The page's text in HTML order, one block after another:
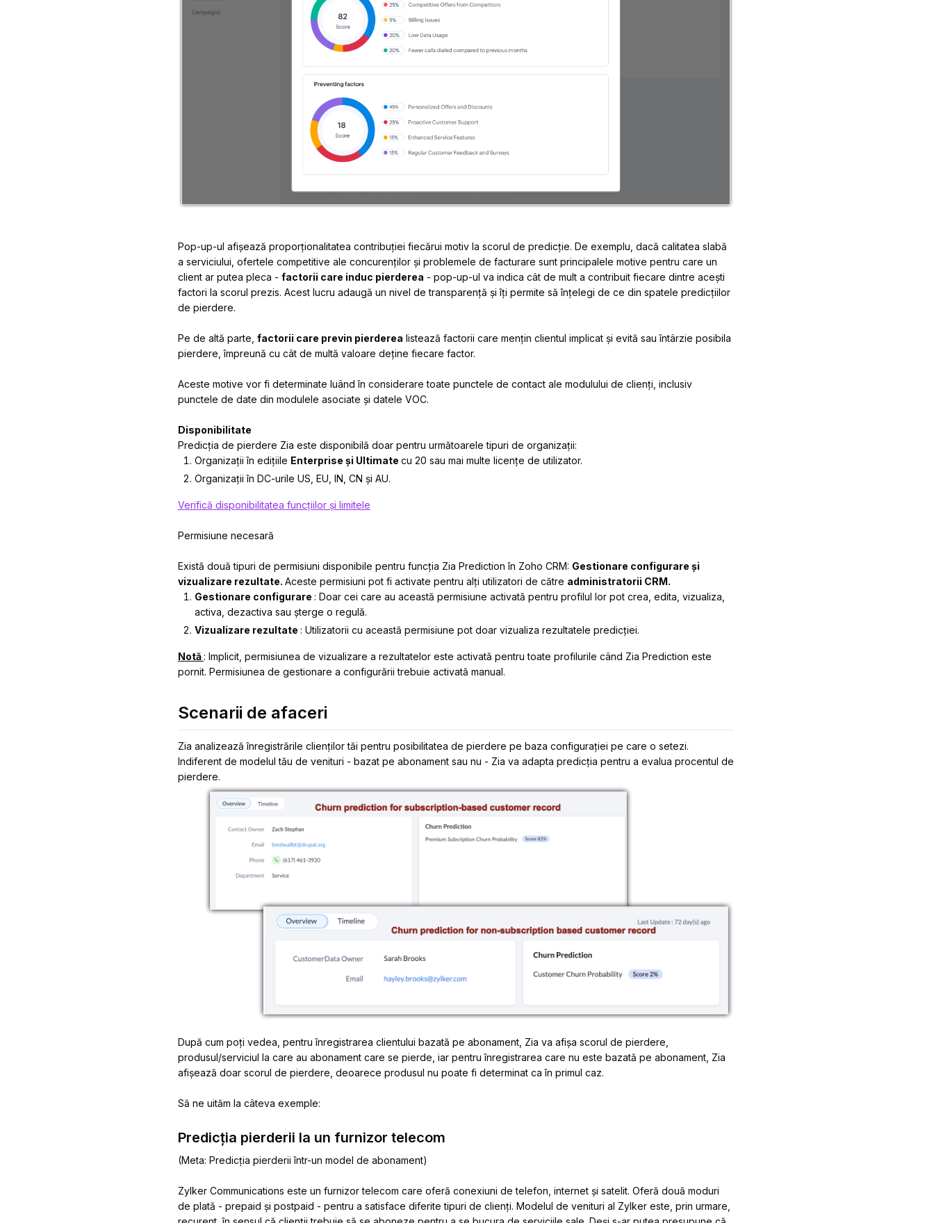
Pop-up-ul afișează proporționalitatea contribuției fiecărui motiv la scorul de predicție. De exemplu, dacă calitatea slabă
a serviciului, ofertele competitive ale concurenților și problemele de facturare sunt principalele motive pentru care un
client ar putea pleca - factorii care induc pierderea - pop-up-ul va indica cât de mult a contribuit fiecare dintre acești
factori la scorul prezis. Acest lucru adaugă un nivel de transparență și îți permite să înțelegi de ce din spatele predicțiilor
de pierdere.
Pe de altă parte, factorii care previn pierderea listează factorii care mențin clientul implicat și evită sau întârzie posibila
pierdere, împreună cu cât de multă valoare deține fiecare factor.
Aceste motive vor fi determinate luând în considerare toate punctele de contact ale modulului de clienți, inclusiv
punctele de date din modulele asociate și datele VOC.
Disponibilitate
Predicția de pierdere Zia este disponibilă doar pentru următoarele tipuri de organizații:
Organizații în edițiile Enterprise și Ultimate cu 20 sau mai multe licențe de utilizator.
Organizații în DC-urile US, EU, IN, CN și AU.
Verifică disponibilitatea funcțiilor și limitele
Permisiune necesară
Există două tipuri de permisiuni disponibile pentru funcția Zia Prediction în Zoho CRM: Gestionare configurare și
vizualizare rezultate. Aceste permisiuni pot fi activate pentru alți utilizatori de către administratorii CRM.
Gestionare configurare : Doar cei care au această permisiune activată pentru profilul lor pot crea, edita, vizualiza,
activa, dezactiva sau șterge o regulă.
Vizualizare rezultate : Utilizatorii cu această permisiune pot doar vizualiza rezultatele predicției.
Notă: Implicit, permisiunea de vizualizare a rezultatelor este activată pentru toate profilurile când Zia Prediction este
pornit. Permisiunea de gestionare a configurării trebuie activată manual.
Scenarii de afaceri
Zia analizează înregistrările clienților tăi pentru posibilitatea de pierdere pe baza configurației pe care o setezi.
Indiferent de modelul tău de venituri - bazat pe abonament sau nu - Zia va adapta predicția pentru a evalua procentul de
pierdere.
După cum poți vedea, pentru înregistrarea clientului bazată pe abonament, Zia va afișa scorul de pierdere,
produsul/serviciul la care au abonament care se pierde, iar pentru înregistrarea care nu este bazată pe abonament, Zia
afișează doar scorul de pierdere, deoarece produsul nu poate fi determinat ca în primul caz.
Să ne uităm la câteva exemple:
Predicția pierderii la un furnizor telecom
(Meta: Predicția pierderii într-un model de abonament)
Zylker Communications este un furnizor telecom care oferă conexiuni de telefon, internet și satelit. Oferă două moduri
de plată - prepaid și postpaid - pentru a satisface diferite tipuri de clienți. Modelul de venituri al Zylker este, prin urmare,